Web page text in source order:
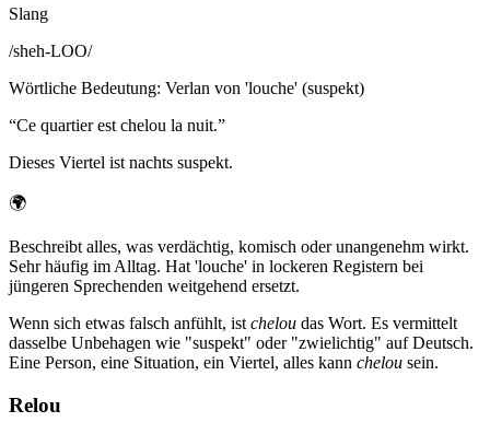
Slang
/sheh-LOO/
Wörtliche Bedeutung: Verlan von 'louche' (suspekt)
“Ce quartier est chelou la nuit.”
Dieses Viertel ist nachts suspekt.
🌍
Beschreibt alles, was verdächtig, komisch oder unangenehm wirkt.
Sehr häufig im Alltag. Hat 'louche' in lockeren Registern bei
jüngeren Sprechenden weitgehend ersetzt.
Wenn sich etwas falsch anfühlt, ist chelou das Wort. Es vermittelt
dasselbe Unbehagen wie "suspekt" oder "zwielichtig" auf Deutsch.
Eine Person, eine Situation, ein Viertel, alles kann chelou sein.
Relou